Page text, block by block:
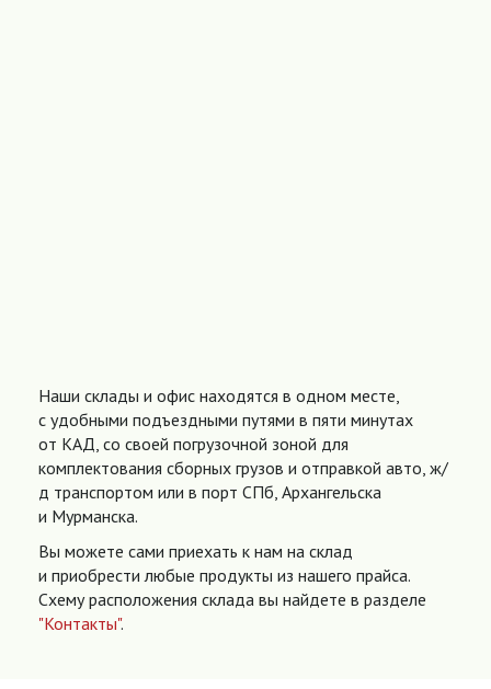
Наши склады и офис находятся в одном месте,
с удобными подъездными путями в пяти минутах
от КАД, со своей погрузочной зоной для
комплектования сборных грузов и отправкой авто, ж/
д транспортом или в порт СПб, Архангельска
и Мурманска.
Вы можете сами приехать к нам на склад
и приобрести любые продукты из нашего прайса.
Схему расположения склада вы найдете в разделе
"Контакты".